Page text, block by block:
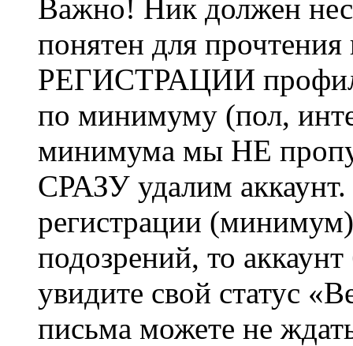
Важно! Ник должен
понятен для
РЕГИСТРАЦИИ профиль
по минимуму (пол,
минимума мы НЕ
СРАЗУ удалим
регистрации
подозрений, то
увидите свой статус
письма можете не